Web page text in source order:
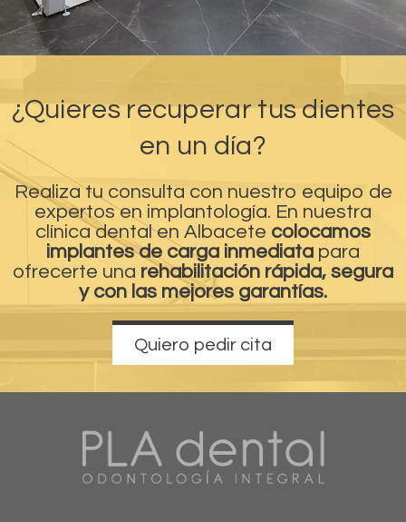
¿Quieres recuperar tus dientes
en un día?
Realiza tu consulta con nuestro equipo de
expertos en implantología. En nuestra
clínica dental en Albacete colocamos
implantes de carga inmediata para
ofrecerte una rehabilitación rápida, segura
y con las mejores garantías.
Quiero pedir cita